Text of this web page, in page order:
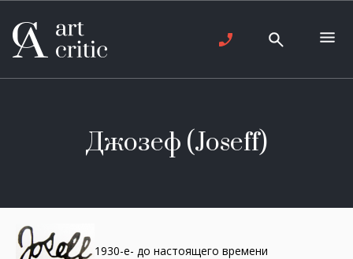
Джозеф (Joseff)
1930-е- до настоящего времени